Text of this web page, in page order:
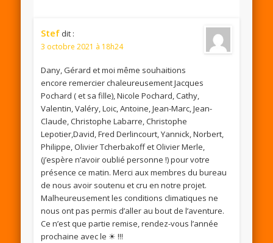
Stef dit :
3 octobre 2021 à 18h24
Dany, Gérard et moi même souhaitions
encore remercier chaleureusement Jacques
Pochard ( et sa fille), Nicole Pochard, Cathy,
Valentin, Valéry, Loic, Antoine, Jean-Marc, Jean-
Claude, Christophe Labarre, Christophe
Lepotier,David, Fred Derlincourt, Yannick, Norbert,
Philippe, Olivier Tcherbakoff et Olivier Merle,
(j’espère n’avoir oublié personne !) pour votre
présence ce matin. Merci aux membres du bureau
de nous avoir soutenu et cru en notre projet.
Malheureusement les conditions climatiques ne
nous ont pas permis d’aller au bout de l’aventure.
Ce n’est que partie remise, rendez-vous l’année
prochaine avec le ☀ !!!